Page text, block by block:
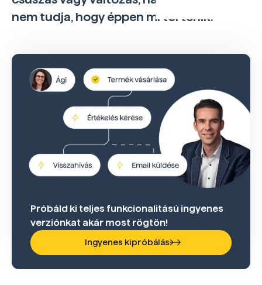
nem tudja, hogy éppen mi történik.
Próbáld ki teljes funkcionalitású ingyenes
verziónkat akár most rögtön!
Ingyenes kipróbálás